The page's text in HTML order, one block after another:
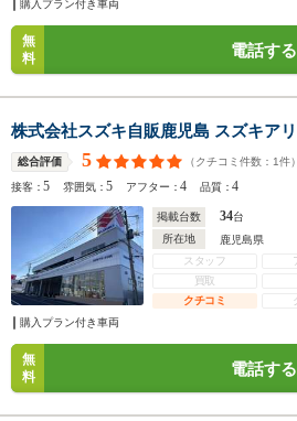
購入プラン付き車両
無
料
電話する
株式会社スズキ自販鹿児島 スズキア
総合評価 5 （クチコミ件数： 1件）
接客：5 雰囲気：5 アフター：4 品質：4
掲載台数 34台
所在地
鹿児島県
スタッフ
買取
クチコミ
購入プラン付き車両
無
料
電話する